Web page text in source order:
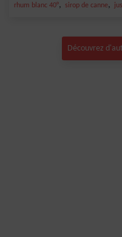
rhum blanc 40°, sirop de canne,
Découvrez